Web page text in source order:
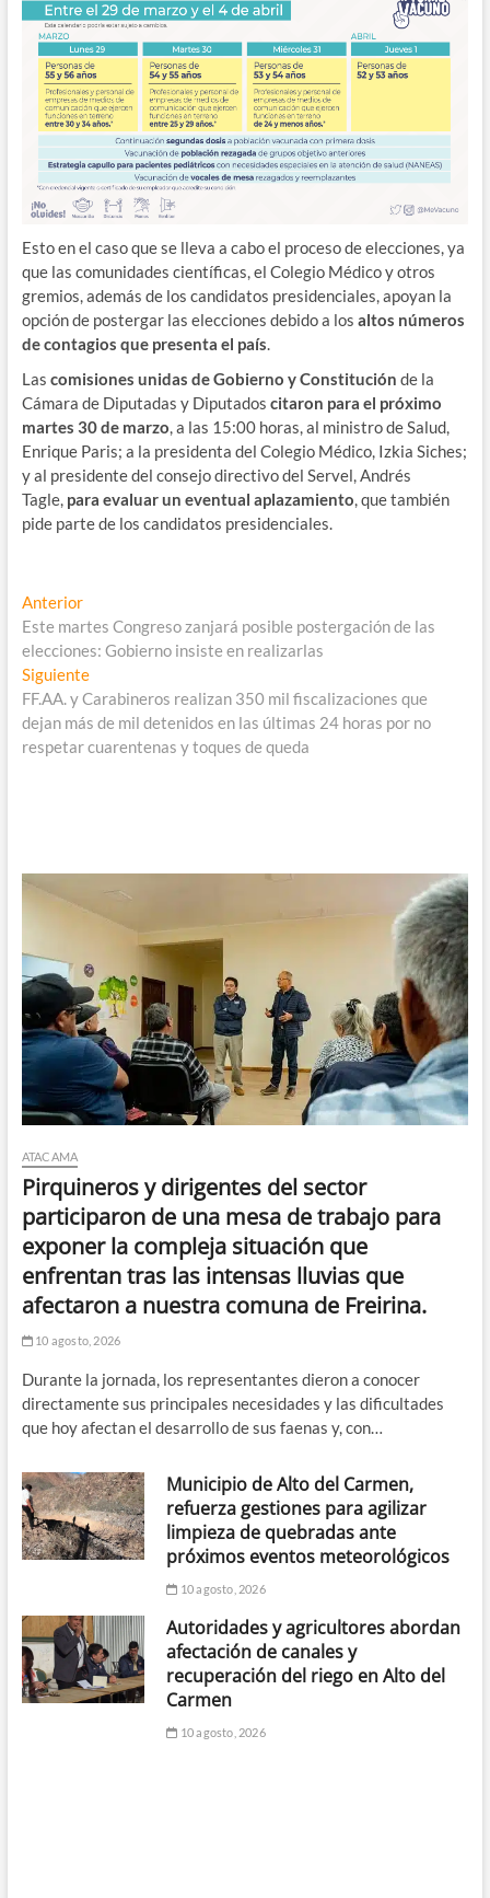
Esto en el caso que se lleva a cabo el proceso de elecciones, ya
que las comunidades científicas, el Colegio Médico y otros
gremios, además de los candidatos presidenciales, apoyan la
opción de postergar las elecciones debido a los altos números
de contagios que presenta el país.
Las comisiones unidas de Gobierno y Constitución de la
Cámara de Diputadas y Diputados citaron para el próximo
martes 30 de marzo, a las 15:00 horas, al ministro de Salud,
Enrique Paris; a la presidenta del Colegio Médico, Izkia Siches;
y al presidente del consejo directivo del Servel, Andrés
Tagle,para evaluar un eventual aplazamiento, que también
pide parte de los candidatos presidenciales.
Navegación
de
entradas
AnteriorEntrada
anterior:
Este martes Congreso zanjará posible postergación de las
elecciones: Gobierno insiste en realizarlas
SiguienteEntrada
siguiente:
FF.AA. y Carabineros realizan 350 mil fiscalizaciones que
dejan más de mil detenidos en las últimas 24 horas por no
respetar cuarentenas y toques de queda
ATACAMA
Pirquineros y dirigentes del sector
participaron de una mesa de trabajo para
exponer la compleja situación que
enfrentan tras las intensas lluvias que
afectaron a nuestra comuna de Freirina.
10 agosto, 2026
Durante la jornada, los representantes dieron a conocer
directamente sus principales necesidades y las dificultades
que hoy afectan el desarrollo de sus faenas y, con…
Municipio de Alto del Carmen,
refuerza gestiones para agilizar
limpieza de quebradas ante
próximos eventos meteorológicos
10 agosto, 2026
Autoridades y agricultores abordan
afectación de canales y
recuperación del riego en Alto del
Carmen
10 agosto, 2026